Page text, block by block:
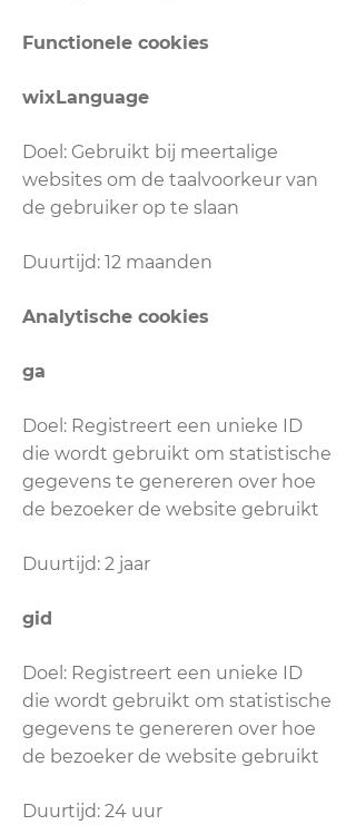
Functionele cookies
wixLanguage
Doel: Gebruikt bij meertalige
websites om de taalvoorkeur van
de gebruiker op te slaan
Duurtijd: 12 maanden
Analytische cookies
ga
Doel: Registreert een unieke ID
die wordt gebruikt om statistische
gegevens te genereren over hoe
de bezoeker de website gebruikt
Duurtijd: 2 jaar
gid
Doel: Registreert een unieke ID
die wordt gebruikt om statistische
gegevens te genereren over hoe
de bezoeker de website gebruikt
Duurtijd: 24 uur